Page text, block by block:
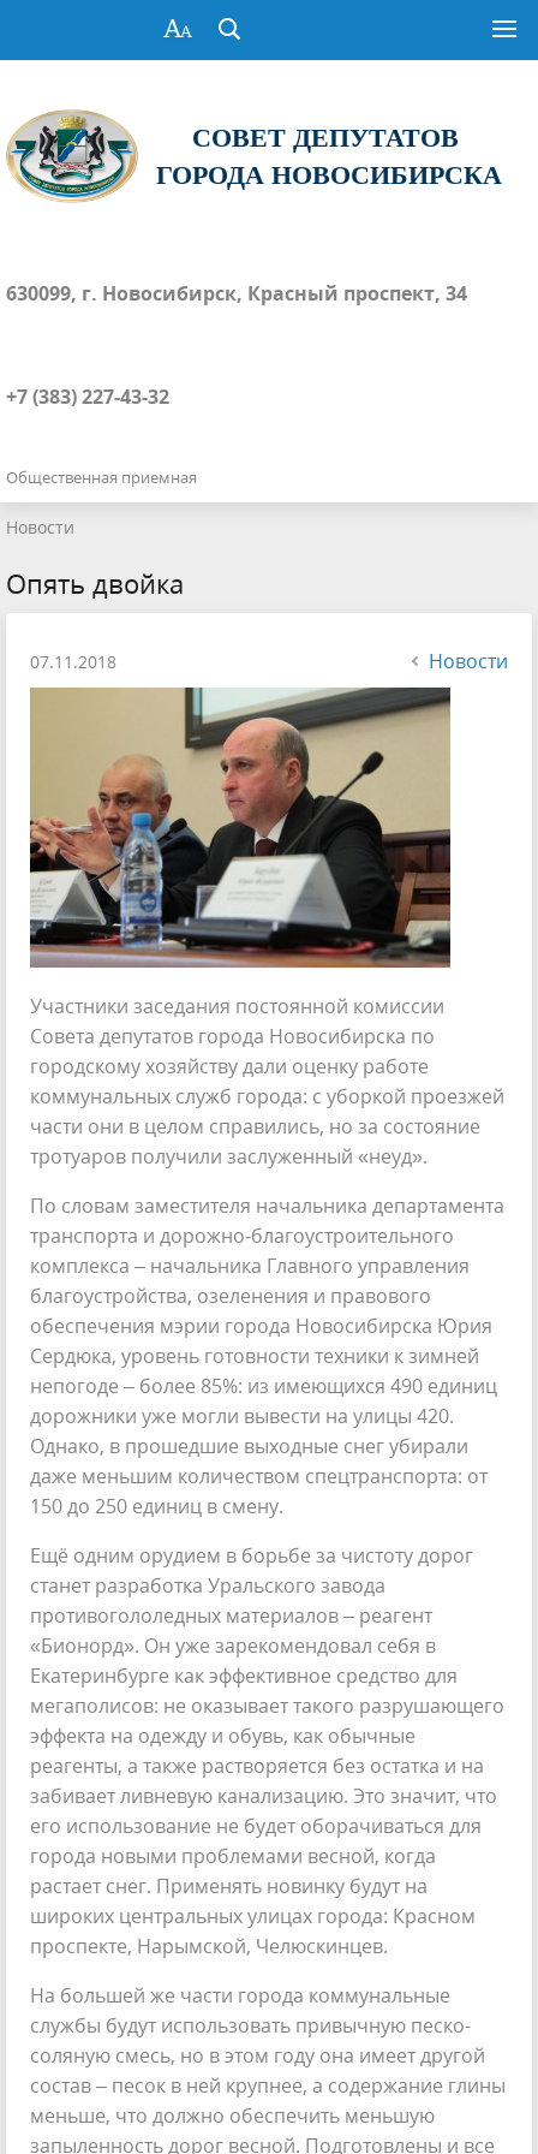
СОВЕТ ДЕПУТАТОВ
ГОРОДА НОВОСИБИРСКА
630099, г. Новосибирск, Красный проспект, 34
+7 (383) 227-43-32
Общественная приемная
Новости
Опять двойка
07.11.2018 Новости
Участники заседания постоянной комиссии
Совета депутатов города Новосибирска по
городскому хозяйству дали оценку работе
коммунальных служб города: с уборкой проезжей
части они в целом справились, но за состояние
тротуаров получили заслуженный «неуд».
По словам заместителя начальника департамента
транспорта и дорожно-благоустроительного
комплекса – начальника Главного управления
благоустройства, озеленения и правового
обеспечения мэрии города Новосибирска Юрия
Сердюка, уровень готовности техники к зимней
непогоде – более 85%: из имеющихся 490 единиц
дорожники уже могли вывести на улицы 420.
Однако, в прошедшие выходные снег убирали
даже меньшим количеством спецтранспорта: от
150 до 250 единиц в смену.
Ещё одним орудием в борьбе за чистоту дорог
станет разработка Уральского завода
противогололедных материалов – реагент
«Бионорд». Он уже зарекомендовал себя в
Екатеринбурге как эффективное средство для
мегаполисов: не оказывает такого разрушающего
эффекта на одежду и обувь, как обычные
реагенты, а также растворяется без остатка и на
забивает ливневую канализацию. Это значит, что
его использование не будет оборачиваться для
города новыми проблемами весной, когда
растает снег. Применять новинку будут на
широких центральных улицах города: Красном
проспекте, Нарымской, Челюскинцев.
На большей же части города коммунальные
службы будут использовать привычную песко-
соляную смесь, но в этом году она имеет другой
состав – песок в ней крупнее, а содержание глины
меньше, что должно обеспечить меньшую
запыленность дорог весной. Подготовлены и все